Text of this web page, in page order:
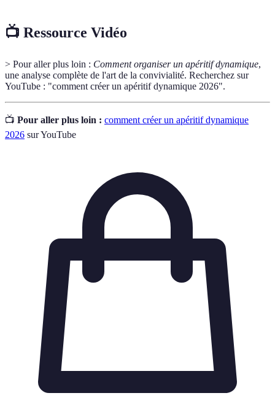
📺 Ressource Vidéo
> Pour aller plus loin : Comment organiser un apéritif dynamique,
une analyse complète de l'art de la convivialité. Recherchez sur
YouTube : "comment créer un apéritif dynamique 2026".
📺 Pour aller plus loin : comment créer un apéritif dynamique
2026 sur YouTube